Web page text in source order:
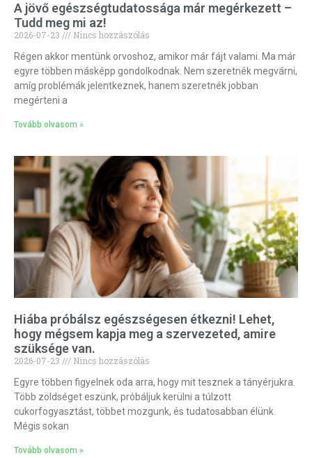
A jövő egészségtudatossága már megérkezett –
Tudd meg mi az!
2026-07-23
Nincs hozzászólás
Régen akkor mentünk orvoshoz, amikor már fájt valami. Ma már
egyre többen másképp gondolkodnak. Nem szeretnék megvárni,
amíg problémák jelentkeznek, hanem szeretnék jobban
megérteni a
Tovább olvasom »
Hiába próbálsz egészségesen étkezni! Lehet,
hogy mégsem kapja meg a szervezeted, amire
szüksége van.
2026-07-23
Nincs hozzászólás
Egyre többen figyelnek oda arra, hogy mit tesznek a tányérjukra.
Több zöldséget eszünk, próbáljuk kerülni a túlzott
cukorfogyasztást, többet mozgunk, és tudatosabban élünk.
Mégis sokan
Tovább olvasom »